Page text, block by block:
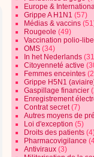
Europe &
Grippe A H1N1 (57)
Médias & vaccins
Rougeole (49)
Vaccination polio-
OMS (34)
In het Nederlands
Citoyenneté active
Femmes enceintes
Grippe H5N1
Gaspillage financier
Enregistrement
Contrat secret(7)
Autres moyens de
Loi d'exception (5)
Droits des patients
Pharmacovigilance
Antiviraux (3)